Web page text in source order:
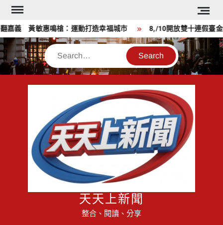
Skip
content
義 黃敏惠鳴槍：運動打造幸福城市 8,/10開放雙十連假臺金機
Search
天天上新聞
整合、閱讀、分享